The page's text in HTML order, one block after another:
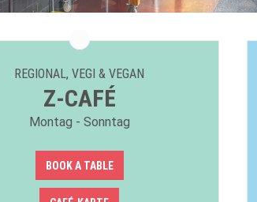
REGIONAL, VEGI & VEGAN
Z-CAFÉ
Montag - Sonntag
BOOK A TABLE